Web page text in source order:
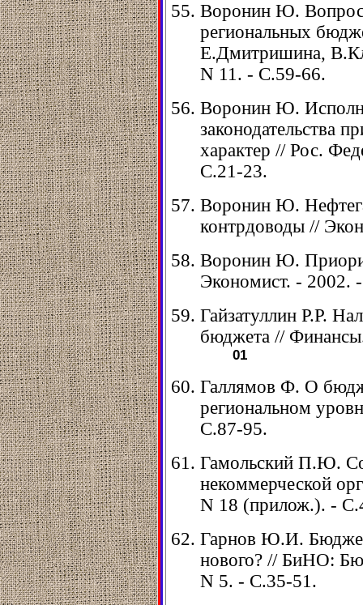
Воронин Ю.
региональных
Е.Дмитришина,
N 11. - С.59-66.
Воронин Ю.
законодательства
характер // Рос.
С.21-23.
Воронин Ю.
контрдоводы //
Воронин Ю.
Экономист. - 2002.
Гайзатуллин Р.Р.
бюджета //
01
Галлямов Ф. О
региональном
С.87-95.
Гамольский П.Ю.
некоммерческой
N 18 (прилож.). -
Гарнов Ю.И.
нового? // БиНО:
N 5. - С.35-51.